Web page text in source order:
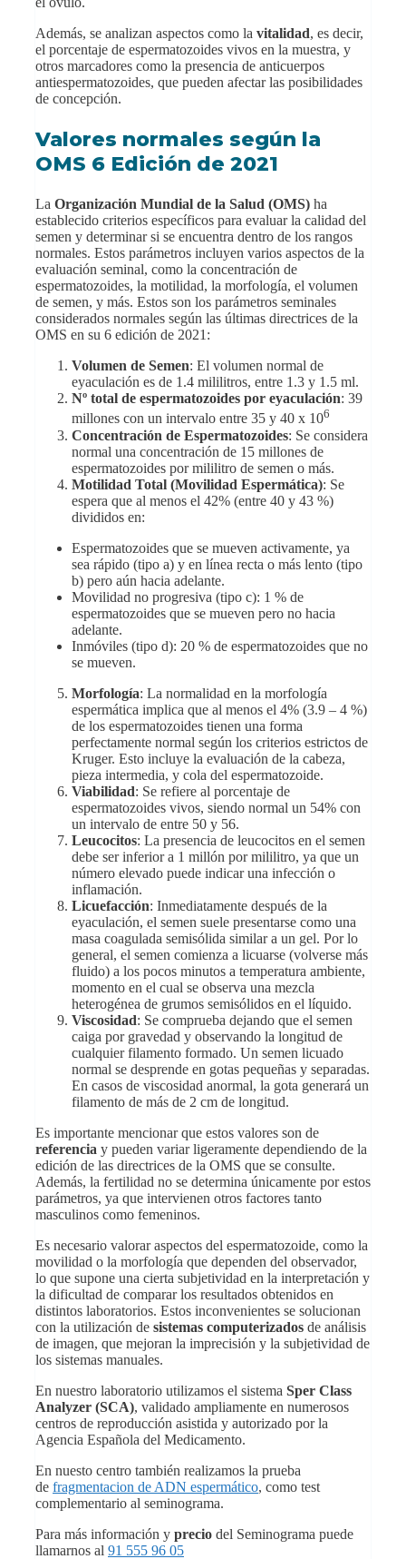
Además, se analizan aspectos como la vitalidad, es decir,
el porcentaje de espermatozoides vivos en la muestra, y
otros marcadores como la presencia de anticuerpos
antiespermatozoides, que pueden afectar las posibilidades
de concepción.
Valores normales según la
OMS 6 Edición de 2021
La Organización Mundial de la Salud (OMS) ha
establecido criterios específicos para evaluar la calidad del
semen y determinar si se encuentra dentro de los rangos
normales. Estos parámetros incluyen varios aspectos de la
evaluación seminal, como la concentración de
espermatozoides, la motilidad, la morfología, el volumen
de semen, y más. Estos son los parámetros seminales
considerados normales según las últimas directrices de la
OMS en su 6 edición de 2021:
Volumen de Semen: El volumen normal de
eyaculación es de 1.4 mililitros, entre 1.3 y 1.5 ml.
Nº total de espermatozoides por eyaculación: 39
millones con un intervalo entre 35 y 40 x 106
Concentración de Espermatozoides: Se considera
normal una concentración de 15 millones de
espermatozoides por mililitro de semen o más.
Motilidad Total (Movilidad Espermática): Se
espera que al menos el 42% (entre 40 y 43 %)
divididos en:
Espermatozoides que se mueven activamente, ya
sea rápido (tipo a) y en línea recta o más lento (tipo
b) pero aún hacia adelante.
Movilidad no progresiva (tipo c): 1 % de
espermatozoides que se mueven pero no hacia
adelante.
Inmóviles (tipo d): 20 % de espermatozoides que no
se mueven.
Morfología: La normalidad en la morfología
espermática implica que al menos el 4% (3.9 – 4 %)
de los espermatozoides tienen una forma
perfectamente normal según los criterios estrictos de
Kruger. Esto incluye la evaluación de la cabeza,
pieza intermedia, y cola del espermatozoide.
Viabilidad: Se refiere al porcentaje de
espermatozoides vivos, siendo normal un 54% con
un intervalo de entre 50 y 56.
Leucocitos: La presencia de leucocitos en el semen
debe ser inferior a 1 millón por mililitro, ya que un
número elevado puede indicar una infección o
inflamación.
Licuefacción: Inmediatamente después de la
eyaculación, el semen suele presentarse como una
masa coagulada semisólida similar a un gel. Por lo
general, el semen comienza a licuarse (volverse más
fluido) a los pocos minutos a temperatura ambiente,
momento en el cual se observa una mezcla
heterogénea de grumos semisólidos en el líquido.
Viscosidad: Se comprueba dejando que el semen
caiga por gravedad y observando la longitud de
cualquier filamento formado. Un semen licuado
normal se desprende en gotas pequeñas y separadas.
En casos de viscosidad anormal, la gota generará un
filamento de más de 2 cm de longitud.
Es importante mencionar que estos valores son de
referencia y pueden variar ligeramente dependiendo de la
edición de las directrices de la OMS que se consulte.
Además, la fertilidad no se determina únicamente por estos
parámetros, ya que intervienen otros factores tanto
masculinos como femeninos.
Es necesario valorar aspectos del espermatozoide, como la
movilidad o la morfología que dependen del observador,
lo que supone una cierta subjetividad en la interpretación y
la dificultad de comparar los resultados obtenidos en
distintos laboratorios. Estos inconvenientes se solucionan
con la utilización de sistemas computerizados de análisis
de imagen, que mejoran la imprecisión y la subjetividad de
los sistemas manuales.
En nuestro laboratorio utilizamos el sistema Sper Class
Analyzer (SCA), validado ampliamente en numerosos
centros de reproducción asistida y autorizado por la
Agencia Española del Medicamento.
En nuesto centro también realizamos la prueba
de fragmentacion de ADN espermático, como test
complementario al seminograma.
Para más información y precio del Seminograma puede
llamarnos al 91 555 96 05